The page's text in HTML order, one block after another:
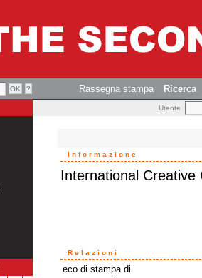
Rassegna stampa Ricerca
Utente
Informazione
International Creative
Relazioni
eco di stampa di